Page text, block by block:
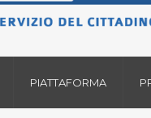
PIATTAFORMA